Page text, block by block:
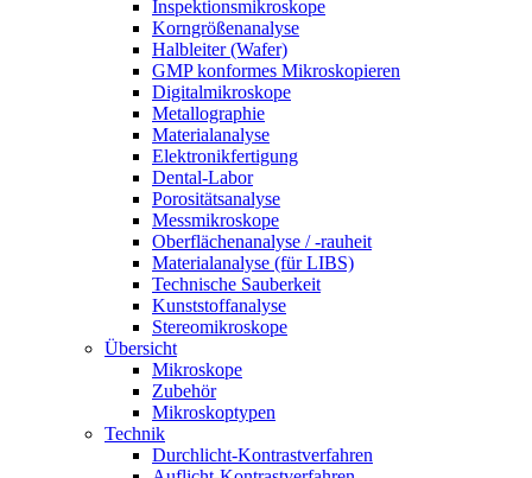
Inspektionsmikroskope
Korngrößenanalyse
Halbleiter (Wafer)
GMP konformes Mikroskopieren
Digitalmikroskope
Metallographie
Materialanalyse
Elektronikfertigung
Dental-Labor
Porositätsanalyse
Messmikroskope
Oberflächenanalyse / -rauheit
Materialanalyse (für LIBS)
Technische Sauberkeit
Kunststoffanalyse
Stereomikroskope
Übersicht
Mikroskope
Zubehör
Mikroskoptypen
Technik
Durchlicht-Kontrastverfahren